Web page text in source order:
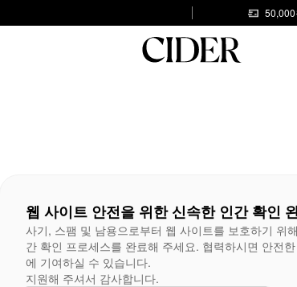
50,000
웹 사이트 안전을 위한 신속한 인간 확인
사기, 스팸 및 남용으로부터 웹 사이트를 보호하기 위
간 확인 프로세스를 완료해 주세요. 협력하시면 안전
에 기여하실 수 있습니다.
지원해 주셔서 감사합니다.